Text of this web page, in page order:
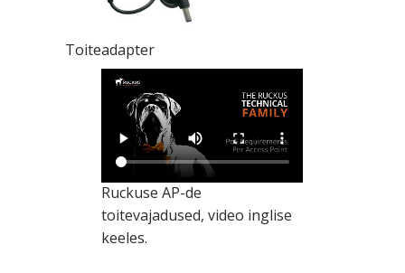
Toiteadapter
Ruckuse AP-de
toitevajadused, video inglise
keeles.